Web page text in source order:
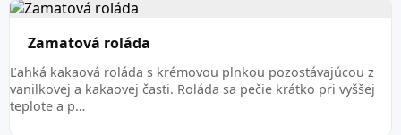
Zamatová roláda
Ľahká kakaová roláda s krémovou plnkou pozostávajúcou z
vanilkovej a kakaovej časti. Roláda sa pečie krátko pri vyššej
teplote a p…